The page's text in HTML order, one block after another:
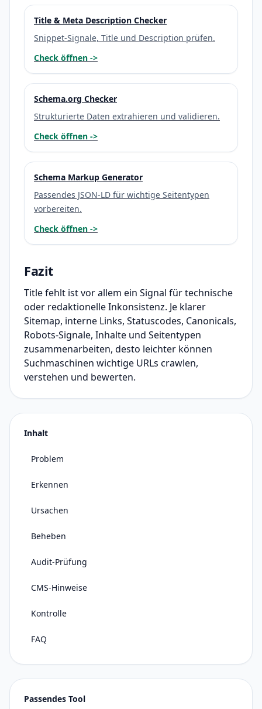
Title & Meta Description Checker
Snippet-Signale, Title und Description prüfen.
Check öffnen ->
Schema.org Checker
Strukturierte Daten extrahieren und validieren.
Check öffnen ->
Schema Markup Generator
Passendes JSON-LD für wichtige Seitentypen
vorbereiten.
Check öffnen ->
Fazit
Title fehlt ist vor allem ein Signal für technische
oder redaktionelle Inkonsistenz. Je klarer
Sitemap, interne Links, Statuscodes, Canonicals,
Robots-Signale, Inhalte und Seitentypen
zusammenarbeiten, desto leichter können
Suchmaschinen wichtige URLs crawlen,
verstehen und bewerten.
Inhalt
Problem
Erkennen
Ursachen
Beheben
Audit-Prüfung
CMS-Hinweise
Kontrolle
FAQ
Passendes Tool